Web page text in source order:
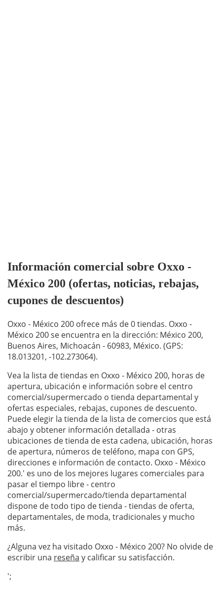
Información comercial sobre Oxxo -
México 200 (ofertas, noticias, rebajas,
cupones de descuentos)
Oxxo - México 200 ofrece más de 0 tiendas. Oxxo -
México 200 se encuentra en la dirección: México 200,
Buenos Aires, Michoacán - 60983, México. (GPS:
18.013201, -102.273064).
Vea la lista de tiendas en Oxxo - México 200, horas de
apertura, ubicación e información sobre el centro
comercial/supermercado o tienda departamental y
ofertas especiales, rebajas, cupones de descuento.
Puede elegir la tienda de la lista de comercios que está
abajo y obtener información detallada - otras
ubicaciones de tienda de esta cadena, ubicación, horas
de apertura, números de teléfono, mapa con GPS,
direcciones e información de contacto. Oxxo - México
200.' es uno de los mejores lugares comerciales para
pasar el tiempo libre - centro
comercial/supermercado/tienda departamental
dispone de todo tipo de tienda - tiendas de oferta,
departamentales, de moda, tradicionales y mucho
más.
¿Alguna vez ha visitado Oxxo - México 200? No olvide de
escribir una reseña y calificar su satisfacción.
';